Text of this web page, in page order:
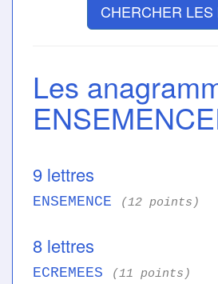
CHERCHER LES
Les
9 lettres
ENSEMENCE (12 points)
8 lettres
ECREMEES (11 points)